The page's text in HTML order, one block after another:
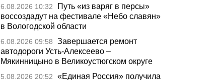
6.08.2026 10:32
Путь «из варяг в персы»
воссоздадут на фестивале «Небо славян»
в Вологодской области
6.08.2026 09:58
Завершается ремонт
автодороги Усть-Алексеево –
Мякинницыно в Великоустюгском округе
5.08.2026 20:52
«Единая Россия» получила